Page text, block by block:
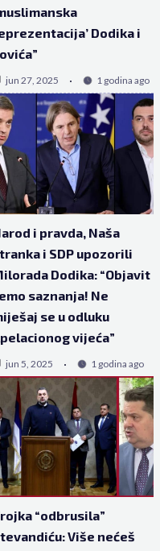
Dodika i
jun 27, 2025 1 godina ago
i pravda, Naša
i SDP upozorili
Dodika: “Objavit
saznanja! Ne
se u odluku
vijeća”
jun 5, 2025 1 godina ago
“odbrusila”
Više nećeš